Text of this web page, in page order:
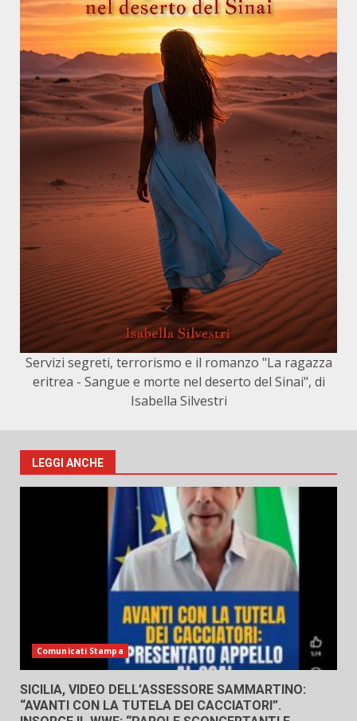
Servizi segreti, terrorismo e il romanzo "La ragazza
eritrea - Sangue e morte nel deserto del Sinai", di
Isabella Silvestri
LEGGI ANCHE
Comunicati Stampa
SICILIA, VIDEO DELL’ASSESSORE SAMMARTINO:
“AVANTI CON LA TUTELA DEI CACCIATORI”.